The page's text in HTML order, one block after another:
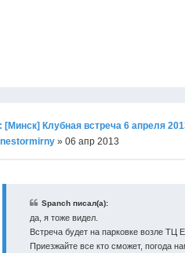
[Минск] Клубная встреча 6 апреля
nestormirny » 06 апр 2013
Spanch писал(а):
да, я тоже видел.
Встреча будет на парковке возле ТЦ
Приезжайте все кто сможет, погода